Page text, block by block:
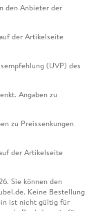
den Anbieter der
der Artikelseite
(UVP) des
Angaben zu
zu Preissenkungen
der Artikelseite
Sie können den
Keine Bestellung
ist nicht gültig für